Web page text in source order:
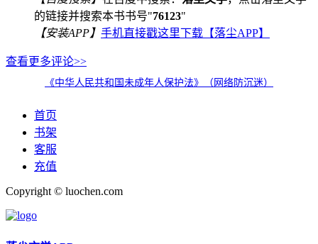
的链接并搜索本书书号"76123"
【安装APP】 手机直接戳这里下载【落尘APP】
查看更多评论>>
《中华人民共和国未成年人保护法》（网络防沉迷）
首页
书架
客服
充值
Copyright © luochen.com